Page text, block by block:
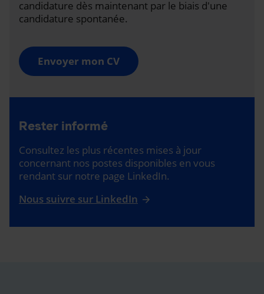
candidature dès maintenant par le biais d'une
candidature spontanée.
Envoyer mon CV
Rester informé
Consultez les plus récentes mises à jour
concernant nos postes disponibles en vous
rendant sur notre page LinkedIn.
Nous suivre sur LinkedIn